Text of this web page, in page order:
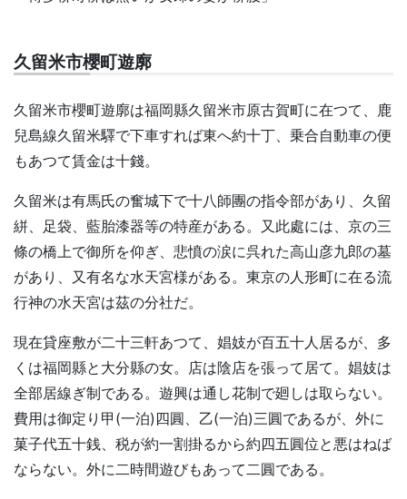
久留米市櫻町遊廓
久留米市櫻町遊廓は福岡縣久留米市原古賀町に在つて、鹿
兒島線久留米驛で下車すれば東へ約十丁、乗合自動車の便
もあつて賃金は十錢。
久留米は有馬氏の奮城下で十八師團の指令部があり、久留
絣、足袋、藍胎漆器等の特産がある。又此處には、京の三
條の橋上で御所を仰ぎ、悲憤の涙に呉れた高山彦九郎の墓
があり、又有名な水天宮様がある。東京の人形町に在る流
行神の水天宮は茲の分社だ。
現在貸座敷が二十三軒あつて、娼妓が百五十人居るが、多
くは福岡縣と大分縣の女。店は陰店を張って居て。娼妓は
全部居線ぎ制である。遊興は通し花制で廻しは取らない。
費用は御定り甲(一泊)四圓、乙(一泊)三圓であるが、外に
菓子代五十銭、税が約一割掛るから約四五圓位と悪はねば
ならない。外に二時間遊びもあって二圓である。